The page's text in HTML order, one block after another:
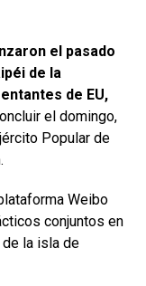
el pasado
de la
de EU,
el domingo,
Popular de
Weibo
conjuntos en
la isla de